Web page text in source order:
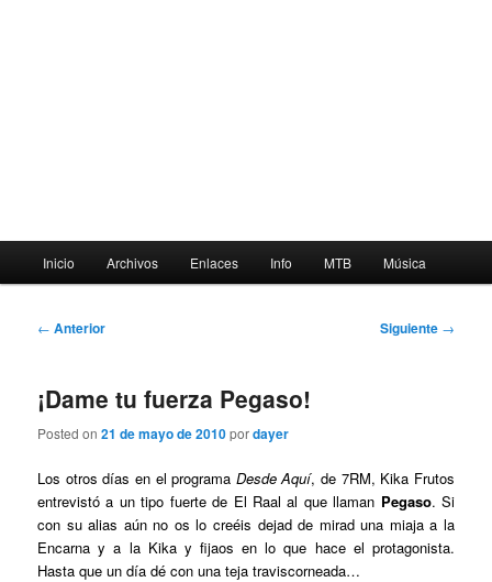
principal
Inicio Archivos Enlaces Info MTB Música
Navegación
← Anterior Siguiente →
¡Dame tu fuerza Pegaso!
Posted on21 de mayo de 2010pordayer
Los otros días en el programa Desde Aquí, de 7RM, Kika Frutos
entrevistó a un tipo fuerte de El Raal al que llaman Pegaso. Si
con su alias aún no os lo creéis dejad de mirad una miaja a la
Encarna y a la Kika y fijaos en lo que hace el protagonista.
Hasta que un día dé con una teja traviscorneada…